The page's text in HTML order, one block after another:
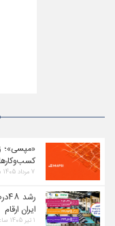
«مپسی»؛
۷ مرداد ۱۴۰۵ ساعت ۰۹:۲۸
ایران ارقام
۱ تیر ۱۴۰۵ ساعت ۱۰:۰۸